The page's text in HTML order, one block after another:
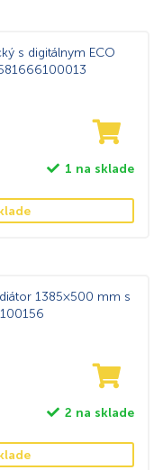
s digitálnym ECO
1 na sklade
1385×500 mm s
2 na sklade